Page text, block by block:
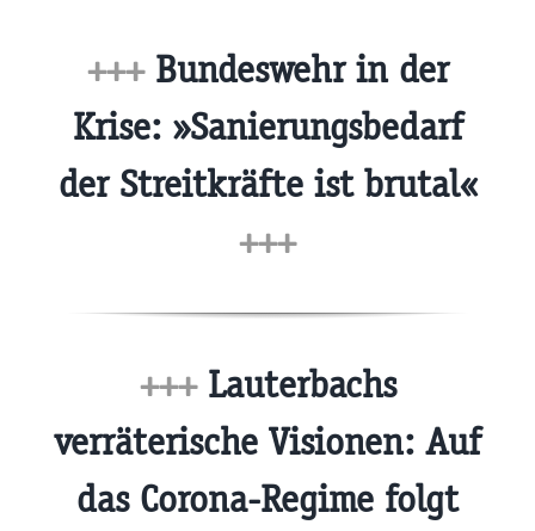
+++Bundeswehr in der
Krise: »Sanierungsbedarf
der Streitkräfte ist brutal«
+++
+++Lauterbachs
verräterische Visionen: Auf
das Corona-Regime folgt